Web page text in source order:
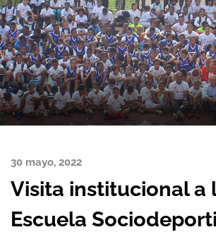
30 mayo, 2022
Visita institucional a
Escuela